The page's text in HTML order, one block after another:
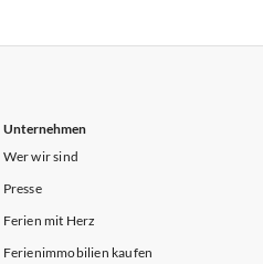
Unternehmen
Wer wir sind
Presse
Ferien mit Herz
Ferienimmobilien kaufen